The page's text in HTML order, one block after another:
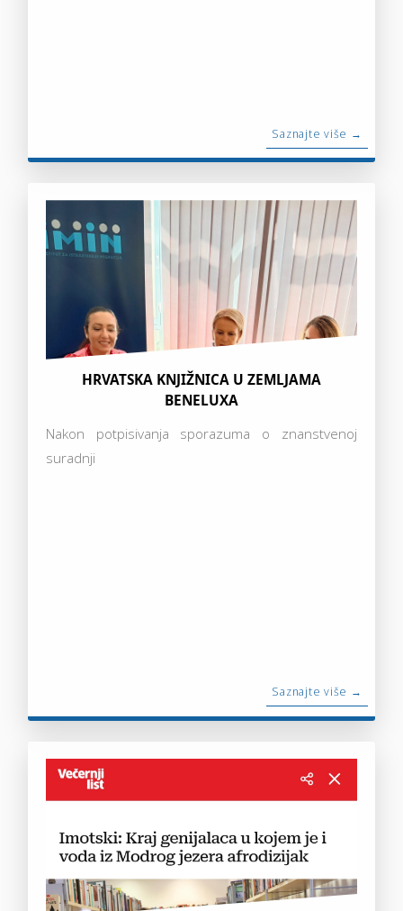
Saznajte više →
HRVATSKA KNJIŽNICA U ZEMLJAMA
BENELUXA
Nakon potpisivanja sporazuma o znanstvenoj
suradnji
Saznajte više →